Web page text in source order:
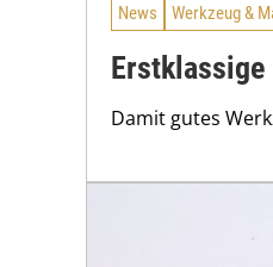
News Werkzeug &
Erstklassige
Damit gutes